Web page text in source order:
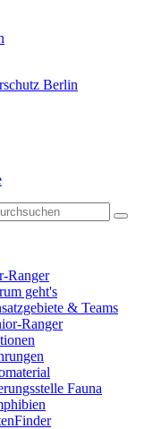
Ranger
geht's
& Teams
Ranger
Fauna